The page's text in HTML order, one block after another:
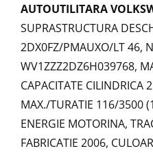
AUTOUTILITARA
SUPRASTRUCTURA
2DX0FZ/PMAUXO/LT 46,
WV1ZZZ2DZ6H039768,
CAPACITATE CILINDRICA
MAX./TURATIE 116/3500
ENERGIE MOTORINA,
FABRICATIE 2006,